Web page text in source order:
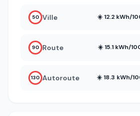
50 Ville ☀️ 12.2 kWh/
90 Route ☀️ 15.1 kWh/
130 Autoroute ☀️ 18.3 kWh/